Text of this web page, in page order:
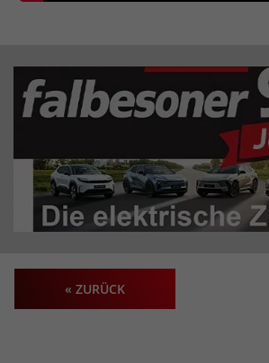
« ZURÜCK